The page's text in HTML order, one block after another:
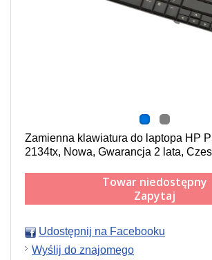
Zamienna klawiatura do laptopa HP
2134tx, Nowa, Gwarancja 2 lata,
Towar niedostępny
Zapytaj
Udostępnij na Facebooku
Wyślij do znajomego